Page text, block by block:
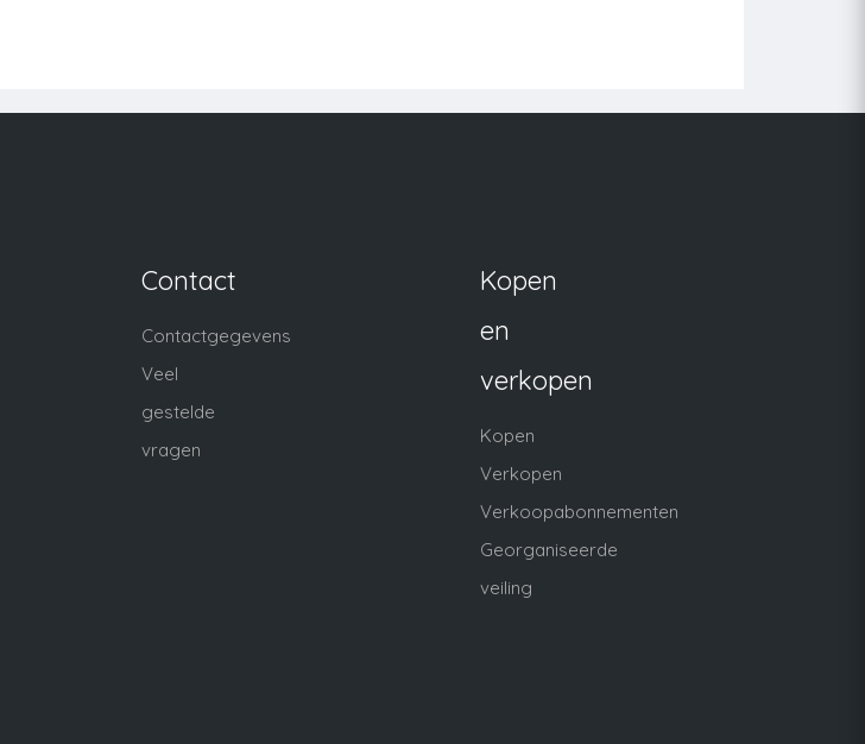
Contact
Contactgegevens
Veel
gestelde
vragen
Kopen
en
verkopen
Kopen
Verkopen
Verkoopabonnementen
Georganiseerde
veiling